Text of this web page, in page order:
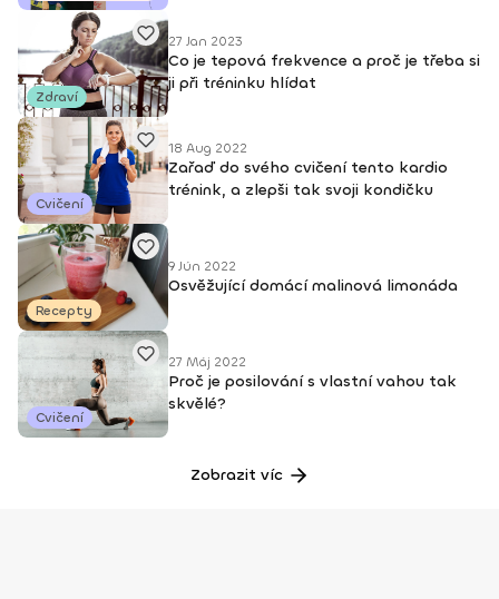
Zdraví
27 Jan 2023
Co je tepová frekvence a proč je třeba si
ji při tréninku hlídat
Cvičení
18 Aug 2022
Zařaď do svého cvičení tento kardio
trénink, a zlepši tak svoji kondičku
Recepty
9 Jún 2022
Osvěžující domácí malinová limonáda
Cvičení
27 Máj 2022
Proč je posilování s vlastní vahou tak
skvělé?
Zobrazit víc